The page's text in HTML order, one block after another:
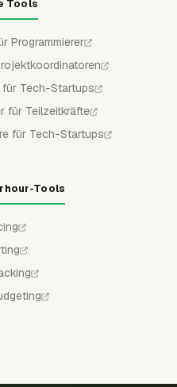
Tools
Programmierer
Tech-Startups
für Teilzeitkräfte
für Tech-Startups
Tools